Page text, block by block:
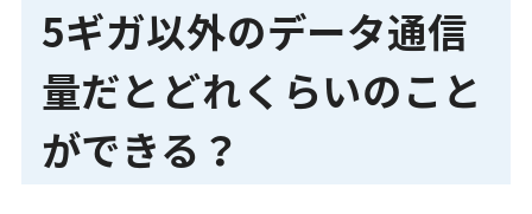
5ギガ以外のデータ通信
量だとどれくらいのこと
ができる？